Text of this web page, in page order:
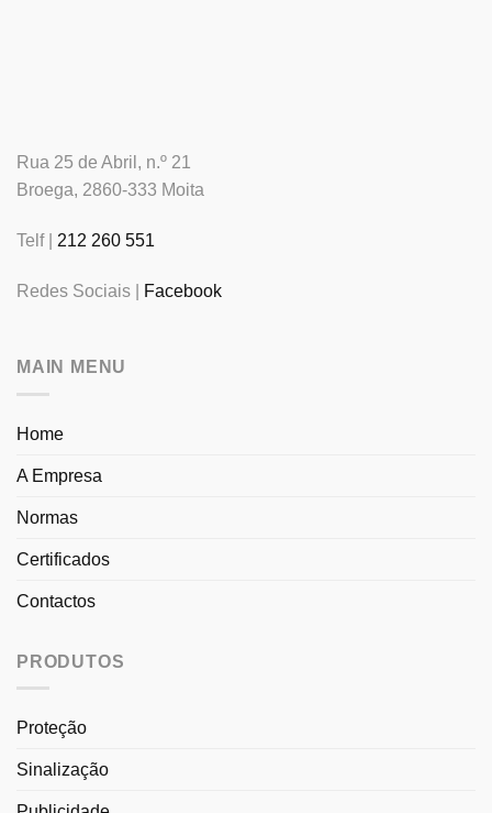
Rua 25 de Abril, n.º 21
Broega, 2860-333 Moita
Telf | 212 260 551
Redes Sociais | Facebook
MAIN MENU
Home
A Empresa
Normas
Certificados
Contactos
PRODUTOS
Proteção
Sinalização